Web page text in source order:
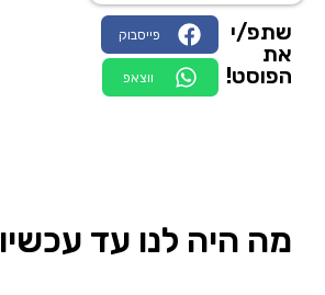
שתפ/י
את
הפוסט!
פייסבוק
ווצאפ
מה היה לנו עד עכשיו